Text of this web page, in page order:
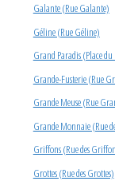
Galante (Rue Galante)
Géline (Rue Géline)
Grand Paradis (Place
Grande-Fusterie (Rue
Grande Meuse (Rue
Grande Monnaie (Rue
Griffons (Rue des
Grottes (Rue des Grottes)